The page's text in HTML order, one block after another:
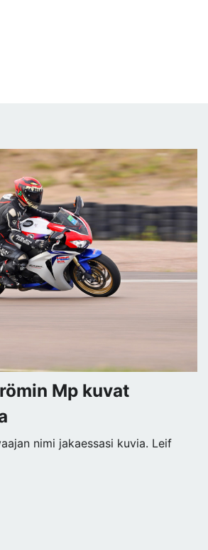
Mp kuvat
nimi jakaessasi kuvia. Leif